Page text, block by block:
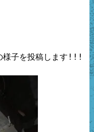
様子を投稿します!!!